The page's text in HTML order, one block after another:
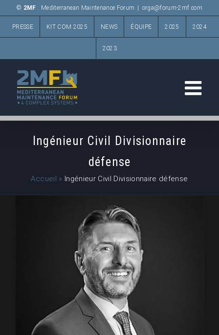
Passer
contenu
© 2MF : Mediterranean Maintenance Forum orga@forum-2mf.com
PRESSE KIT COM 2025 NEWS ÉQUIPE 2025 2024
2023
Ingénieur Civil Divisionnaire
défense
Accueil » Ingénieur Civil Divisionnaire défense
Jean-Luc BATTISTA • AIA Cuers
Pierrefeu : Intervenant au Forum
2MF (2024)